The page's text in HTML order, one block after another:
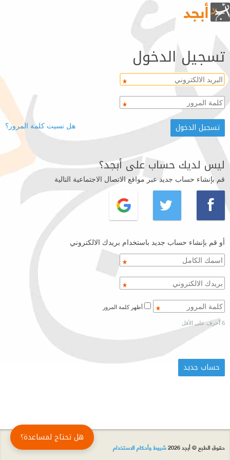
تسجيل الدخول
هل نسيت كلمة المرور؟
ليس لديك حساب على أبجد؟
قم بإنشاء حساب جديد عبر مواقع الاتصال الاجتماعية التالية
أو قم بإنشاء حساب جديد باستخدام بريدك الالكتروني
6 أحرف على الأقل
حقوق الطبع © أبجد 2026 شروط وأحكام الاستخدام
هل تحتاج لمساعدة؟